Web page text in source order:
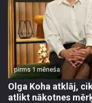
pirms 1 mēneša
Olga Koha atklāj,
atlikt nākotnes